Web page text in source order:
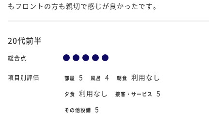
もフロントの方も親切で感じが良かったです。
20代前半
総合点
項目別評価 部屋 5 風呂 4 朝食 利用なし
夕食 利用なし 接客・サービス 5
その他設備 5